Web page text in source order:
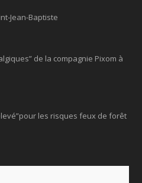
Jean-Baptiste
de la compagnie Pixom à
les risques feux de forêt